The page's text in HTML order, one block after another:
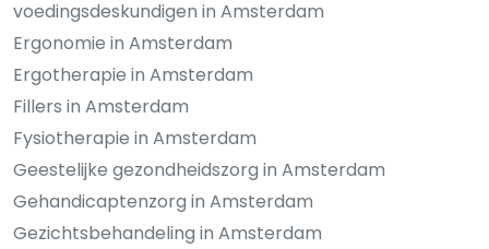
voedingsdeskundigen in Amsterdam
Ergonomie in Amsterdam
Ergotherapie in Amsterdam
Fillers in Amsterdam
Fysiotherapie in Amsterdam
Geestelijke gezondheidszorg in Amsterdam
Gehandicaptenzorg in Amsterdam
Gezichtsbehandeling in Amsterdam